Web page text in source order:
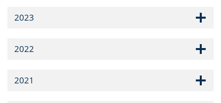
2023
2022
2021